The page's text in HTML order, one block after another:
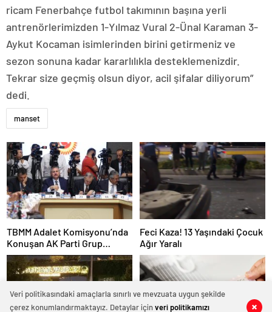
0 0
0 0
ricam Fenerbahçe futbol takımının başına yerli
antrenörlerimizden 1-Yılmaz Vural 2-Ünal Karaman 3-
Aykut Kocaman isimlerinden birini getirmeniz ve
sezon sonuna kadar kararlılıkla desteklemenizdir.
Tekrar size geçmiş olsun diyor, acil şifalar diliyorum”
dedi.
manset
TBMM Adalet Komisyonu’nda
Konuşan AK Parti Grup
Başkanvekili Abdulhamit Gül:
“Kanun Teklifi Milletimizin
Teklifidir”
Feci Kaza! 13 Yaşındaki Çocuk
Ağır Yaralı
Veri politikasındaki amaçlarla sınırlı ve mevzuata uygun şekilde
çerez konumlandırmaktayız. Detaylar içinveri politikamızı